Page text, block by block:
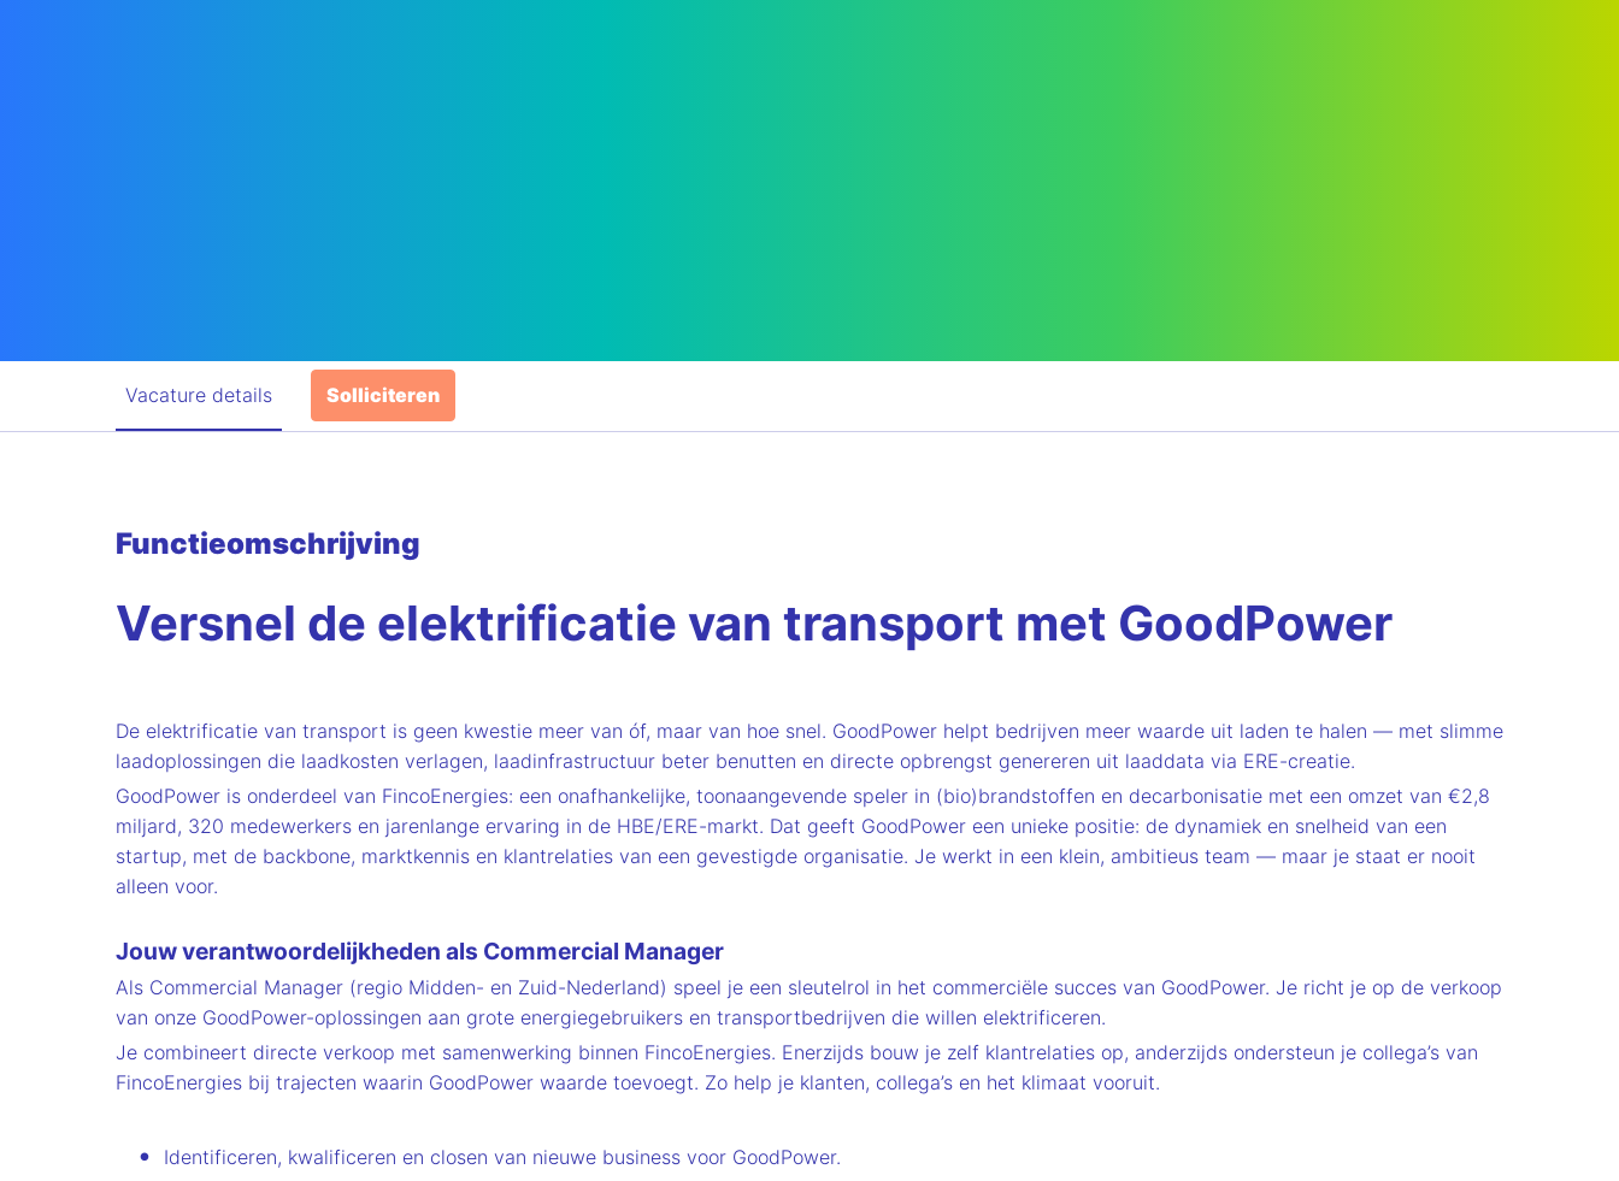
Vacature details Solliciteren
Functieomschrijving
Versnel de elektrificatie van transport met GoodPower
De elektrificatie van transport is geen kwestie meer van óf, maar van hoe snel. GoodPower helpt bedrijven meer waarde uit laden te halen — met slimme
laadoplossingen die laadkosten verlagen, laadinfrastructuur beter benutten en directe opbrengst genereren uit laaddata via ERE-creatie.
GoodPower is onderdeel van FincoEnergies: een onafhankelijke, toonaangevende speler in (bio)brandstoffen en decarbonisatie met een omzet van €2,8
miljard, 320 medewerkers en jarenlange ervaring in de HBE/ERE-markt. Dat geeft GoodPower een unieke positie: de dynamiek en snelheid van een
startup, met de backbone, marktkennis en klantrelaties van een gevestigde organisatie. Je werkt in een klein, ambitieus team — maar je staat er nooit
alleen voor.
Jouw verantwoordelijkheden als Commercial Manager
Als Commercial Manager (regio Midden- en Zuid-Nederland) speel je een sleutelrol in het commerciële succes van GoodPower. Je richt je op de verkoop
van onze GoodPower-oplossingen aan grote energiegebruikers en transportbedrijven die willen elektrificeren.
Je combineert directe verkoop met samenwerking binnen FincoEnergies. Enerzijds bouw je zelf klantrelaties op, anderzijds ondersteun je collega’s van
FincoEnergies bij trajecten waarin GoodPower waarde toevoegt. Zo help je klanten, collega’s en het klimaat vooruit.
Identificeren, kwalificeren en closen van nieuwe business voor GoodPower.